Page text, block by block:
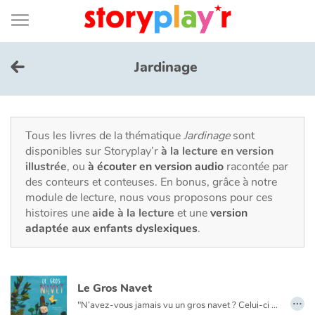
Connexion
Bibliothèque
de
page
Menu
Je me connecte
Tester gratuitement
Bibliothèque
Prix
Contes d'ici et d'ailleurs
Jardinage
Tous les livres de la thématiqueJardinagesont
disponibles sur Storyplay’rà la lecture en version
illustrée, ou à écouter en version audio racontée par
des conteurs et conteuses. En bonus, grâce à notre
module de lecture, nous vous proposons pour ces
histoires uneaide à la lecture et uneversion
adaptée aux enfants dyslexiques.
Le Gros Navet
"N’avez-vous jamais vu un gros navet ? Celui-ci était aussi gros qu’un popotin d’hippopotame.
…